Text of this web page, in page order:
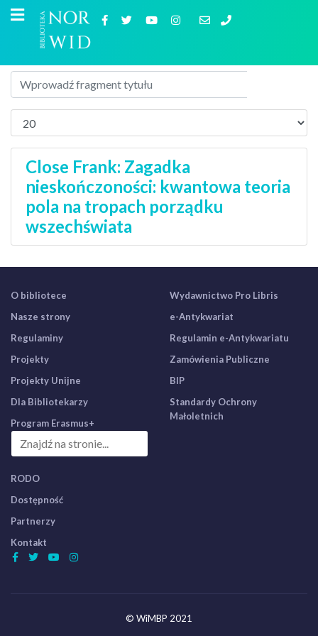
Close Frank: Zagadka
nieskończoności: kwantowa teoria
pola na tropach porządku
wszechświata
O bibliotece
Nasze strony
Regulaminy
Projekty
Projekty Unijne
Dla Bibliotekarzy
Program Erasmus+
Wydawnictwo Pro Libris
e-Antykwariat
Regulamin e-Antykwariatu
Zamówienia Publiczne
BIP
Standardy Ochrony
Małoletnich
RODO
Dostępność
Partnerzy
Kontakt
© WiMBP 2021